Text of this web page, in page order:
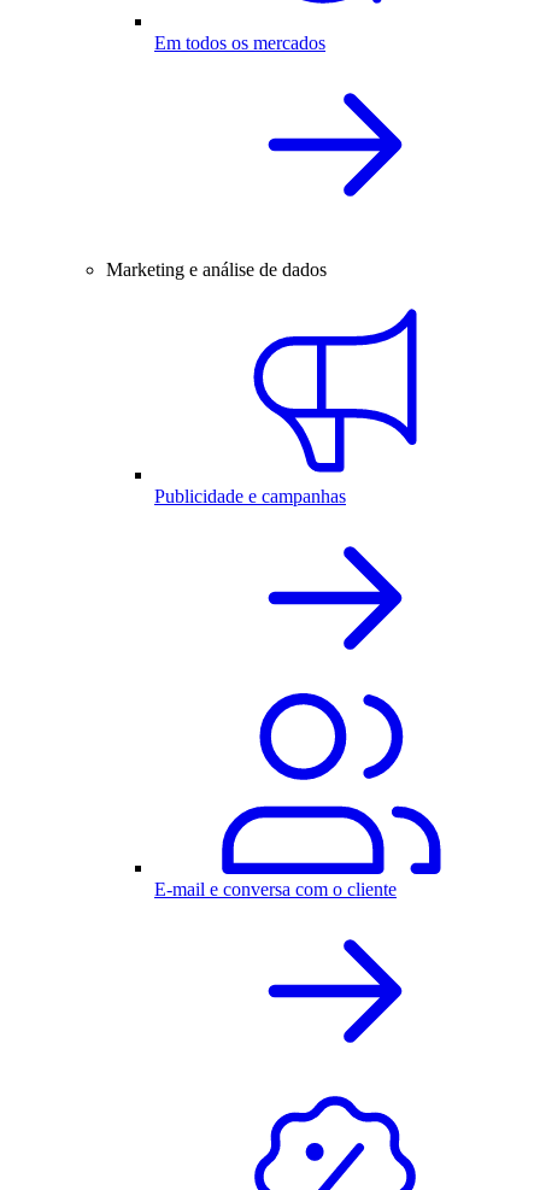
Em todos os mercados
Marketing e análise de dados
Publicidade e campanhas
E-mail e conversa com o cliente